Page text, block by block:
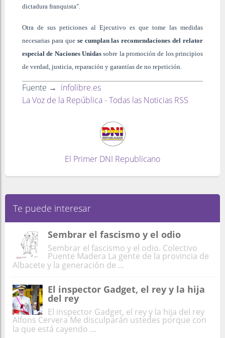
dictadura franquista".
Otra de sus peticiones al Ejecutivo es que tome las medidas
necesarias para que se cumplan las recomendaciones del relator
especial de Naciones Unidassobre la promoción de los principios
de verdad, justicia, reparación y garantías de no repetición.
Fuente → infolibre.es
La Voz de la República - Todas las Noticias RSS
El Primer DNI Republicano
Te puede interesar
Sembrar el fascismo y el odio
Sembrar el fascismo y el odio. Colectivo
Puente Madera La gente de la provincia de
Albacete y la generación de ...
El inspector Gadget, el rey y la hija
del rey
El inspector Gadget, el rey y la hija del rey
Alfons Cervera Me disculparán ustedes porque con
la que está cayendo ...